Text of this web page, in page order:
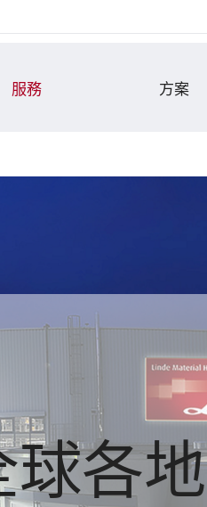
服務 方案
球各地